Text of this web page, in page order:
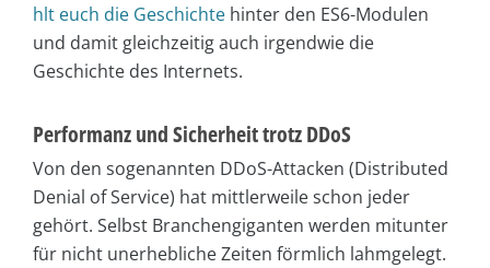
hlt euch die Geschichte hinter den ES6-Modulen
und damit gleichzeitig auch irgendwie die
Geschichte des Internets.
Performanz und Sicherheit trotz DDoS
Von den sogenannten DDoS-Attacken (Distributed
Denial of Service) hat mittlerweile schon jeder
gehört. Selbst Branchengiganten werden mitunter
für nicht unerhebliche Zeiten förmlich lahmgelegt.